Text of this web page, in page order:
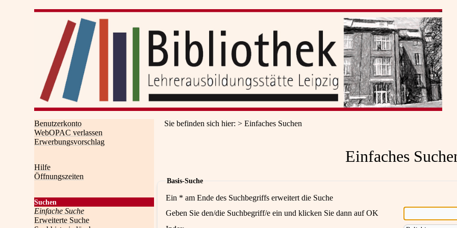
Benutzerkonto
WebOPAC verlassen
Erwerbungsvorschlag
Hilfe
Öffnungszeiten
Suchen
Einfache Suche
Erweiterte Suche
Sie befinden sich hier: Einfaches Suchen
Einfaches
Basis-Suche
Geben Sie den/die Suchbegriff/e ein und klicken Sie dann auf OK
Ein * am Ende des Suchbegriffs erweitert die Suche